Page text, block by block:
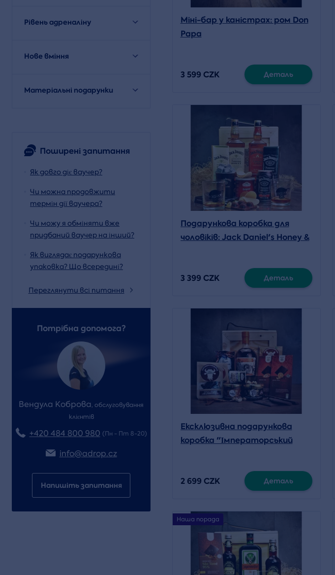
Рівень адреналіну
Нове вміння
Матеріальні подарунки
Поширені запитання
Як довго діє ваучер?
Чи можна продовжити
термін дії ваучера?
Чи можу я обміняти вже
придбаний ваучер на інший?
Як виглядає подарункова
упаковка? Що всередині?
Переглянути всі питання
Потрібна допомога?
Вендула Коброва,обслуговування
клієнтів
+420 484 800 980 (Пн - Пт 8-20)
info@adrop.cz
Напишіть запитання
Міні-бар у каністрах: ром Don
Papa
3 599 CZK Деталь
Подарункова коробка для
чоловіків: Jack Daniel's Honey &
3 399 CZK Деталь
Ексклюзивна подарункова
коробка "Імператорський
2 699 CZK
Деталь
Наша порада